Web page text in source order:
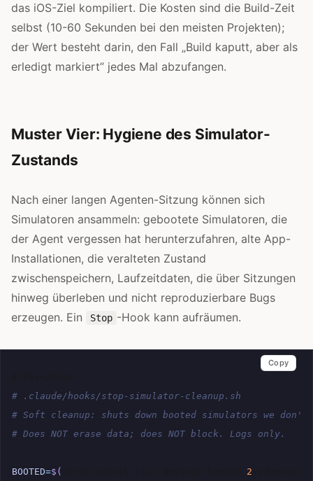
das iOS-Ziel kompiliert. Die Kosten sind die Build-Zeit
selbst (10-60 Sekunden bei den meisten Projekten);
der Wert besteht darin, den Fall „Build kaputt, aber als
erledigt markiert” jedes Mal abzufangen.
Muster Vier: Hygiene des Simulator-
Zustands
Nach einer langen Agenten-Sitzung können sich
Simulatoren ansammeln: gebootete Simulatoren, die
der Agent vergessen hat herunterzufahren, alte App-
Installationen, die veralteten Zustand
zwischenspeichern, Laufzeitdaten, die über Sitzungen
hinweg überleben und nicht reproduzierbare Bugs
erzeugen. Ein
Stop -Hook kann aufräumen.
# .claude/hooks/stop-simulator-cleanup.sh
# Soft cleanup: shuts down booted simulators we don't
# Does NOT erase data; does NOT block. Logs only.
BOOTED=$( 2
Copy